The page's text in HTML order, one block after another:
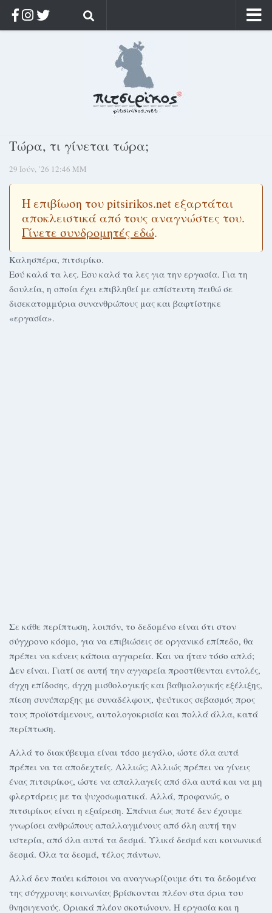
Στοχασμοί & αποφθέγματα
Διαφήμιση
Μόνο για συνδρομητές
Log in
Τώρα, τι γίνεται τώρα;
29 Ιούν, ’26 12:46 ΜΜ
Η επιβίωση του pitsirikos.net εξαρτάται
αποκλειστικά από τους αναγνώστες του.
Γίνετε συνδρομητές εδώ.
Καλησπέρα, πιτσιρίκο.
Εσύ καλά τα λες. Εσυ καλά τα λες για την εργασία. Για τη
δουλεία, η οποία έχει επιβληθεί με απίστευτη πειθώ σε
δισεκατομμύρια συνανθρώπους μας και βαφτίστηκε
«εργασία».
Σε κάθε περίπτωση, λοιπόν, το δεδομένο είναι ότι στον
σύγχρονο κόσμο, για να επιβιώσεις σε οργανικό επίπεδο, θα
πρέπει να κάνεις κάποια αγγαρεία. Και να ήταν τόσο απλό;
Δεν είναι. Γιατί σε αυτή την αγγαρεία προστίθενται εντολές,
άγχη επίδοσης, άγχη μισθολογικής και βαθμολογικής εξέλιξης,
πίεση συνύπαρξης με συναδέλφους, ψεύτικος σεβασμός προς
τους προϊστάμενους, αυτολογοκρισία και πολλά άλλα, κατά
περίπτωση.
Αλλά το διακύβευμα είναι τόσο μεγάλο, ώστε όλα αυτά
πρέπει να τα αποδεχτείς. Αλλιώς; Αλλιώς πρέπει να γίνεις
ένας πιτσιρίκος, ώστε να απαλλαγείς από όλα αυτά και να μη
φλερτάρεις με τα ψυχοσωματικά. Αλλά, προφανώς, ο
πιτσιρίκος είναι η εξαίρεση. Σπάνια έως ποτέ δεν έχουμε
γνωρίσει ανθρώπους απαλλαγμένους από όλη αυτή την
υστερία, από όλα αυτά τα δεσμά. Υλικά δεσμά και κοινωνικά
δεσμά. Όλα τα δεσμά, τέλος πάντων.
Αλλά δεν παύει κάποιοι να αναγνωρίζουμε ότι τα δεδομένα
της σύγχρονης κοινωνίας βρίσκονται πλέον στα όρια του
θνησιγενούς. Οριακά πλέον σκοτώνουν. Η εργασία και η